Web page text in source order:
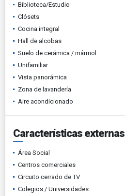
Biblioteca/Estudio
Clósets
Cocina integral
Hall de alcobas
Suelo de cerámica / mármol
Unifamiliar
Vista panorámica
Zona de lavandería
Aire acondicionado
Características externas
Área Social
Centros comerciales
Circuito cerrado de TV
Colegios / Universidades